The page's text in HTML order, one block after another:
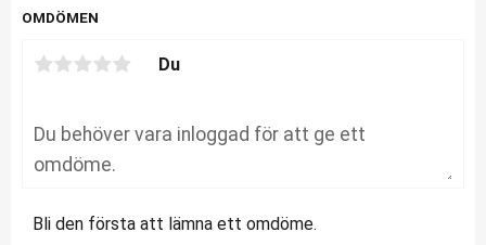
OMDÖMEN
Du
Bli den första att lämna ett omdöme.